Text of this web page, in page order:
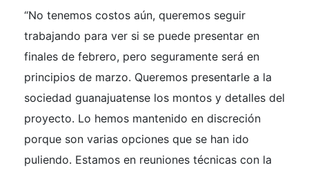
“No tenemos costos aún, queremos seguir
trabajando para ver si se puede presentar en
finales de febrero, pero seguramente será en
principios de marzo. Queremos presentarle a la
sociedad guanajuatense los montos y detalles del
proyecto. Lo hemos mantenido en discreción
porque son varias opciones que se han ido
puliendo. Estamos en reuniones técnicas con la